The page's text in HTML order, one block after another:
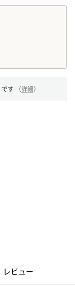
です （詳細）
レビュー